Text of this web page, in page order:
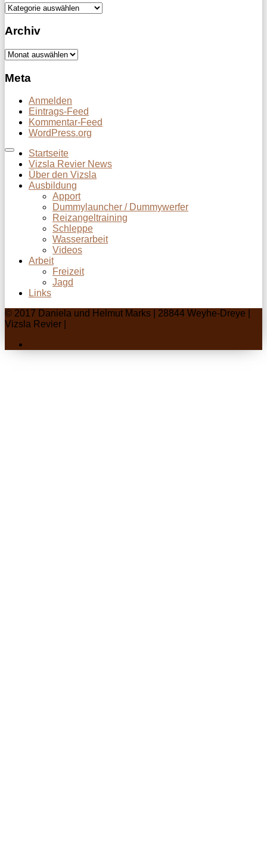
Kategorien
Archiv
Archiv
Meta
Anmelden
Eintrags-Feed
Kommentar-Feed
WordPress.org
Startseite
Vizsla Revier News
Über den Vizsla
Ausbildung
Apport
Dummylauncher / Dummywerfer
Reizangeltraining
Schleppe
Wasserarbeit
Videos
Arbeit
Freizeit
Jagd
Links
© 2017 Daniela und Helmut Marks | 28844 Weyhe-Dreye |
Vizsla Revier |